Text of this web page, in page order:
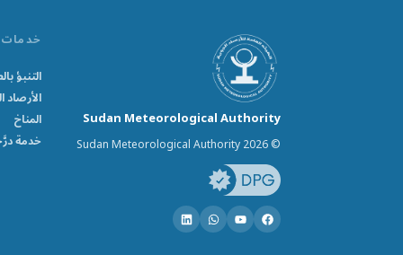
Sudan Meteorological Authority
© Sudan Meteorological Authority 2026
خدمات
التنبؤ
الأرصاد
المناخ
خدمة